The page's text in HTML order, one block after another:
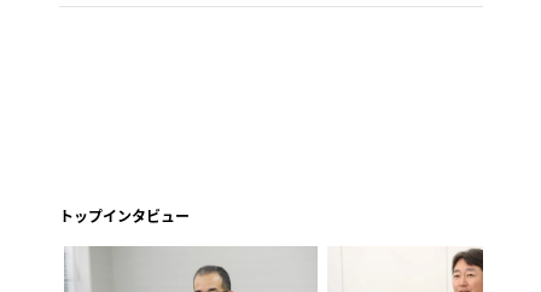
トップインタビュー